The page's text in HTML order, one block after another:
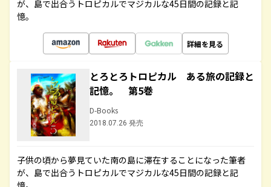
が、島で出合うトロピカルでマジカルな45日間の記録と記
憶。
詳細を見る
とろとろトロピカル ある旅の記録と
記憶。 第5巻
D-Books
2018.07.26 発売
子供の頃から夢見ていた南の島に滞在することになった筆者
が、島で出合うトロピカルでマジカルな45日間の記録と記